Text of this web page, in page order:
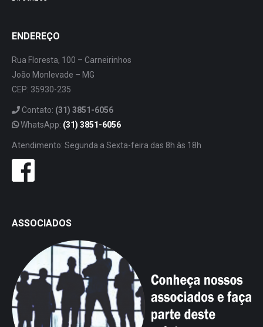
ENDEREÇO
Rua Floresta, 100 – Carneirinhos
João Monlevade – MG
CEP: 35930-235
Contato: (31) 3851-6056
WhatsApp: (31) 3851-6056
Atendimento: Segunda a Sexta-feira das 8h às 18h
ASSOCIADOS